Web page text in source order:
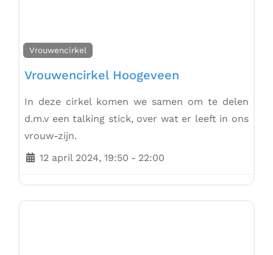
Vrouwencirkel
Vrouwencirkel Hoogeveen
In deze cirkel komen we samen om te delen
d.m.v een talking stick, over wat er leeft in ons
vrouw-zijn.
12 april 2024, 19:50 - 22:00